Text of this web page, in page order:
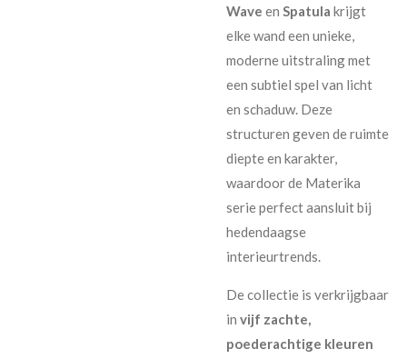
Wave en Spatula krijgt
elke wand een unieke,
moderne uitstraling met
een subtiel spel van licht
en schaduw. Deze
structuren geven de ruimte
diepte en karakter,
waardoor de Materika
serie perfect aansluit bij
hedendaagse
interieurtrends.
De collectie is verkrijgbaar
in vijf zachte,
poederachtige kleuren